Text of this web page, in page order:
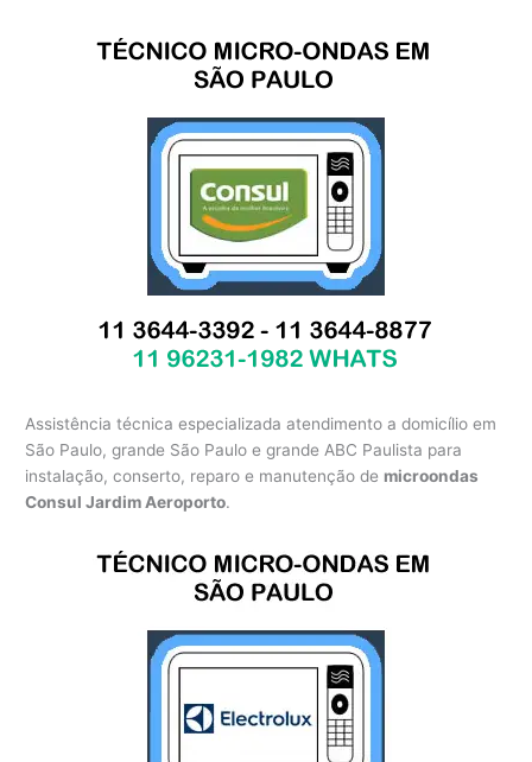
Assistência técnica especializada atendimento a domicílio em
São Paulo, grande São Paulo e grande ABC Paulista para
instalação, conserto, reparo e manutenção de microondas
Consul Jardim Aeroporto.